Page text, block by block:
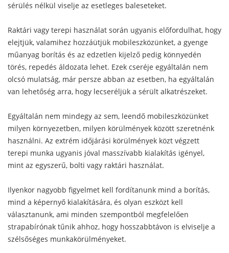
sérülés nélkül viselje az esetleges baleseteket.
Raktári vagy terepi használat során ugyanis előfordulhat, hogy
elejtjük, valamihez hozzáütjük mobileszközünket, a gyenge
műanyag borítás és az edzetlen kijelző pedig könnyedén
törés, repedés áldozata lehet. Ezek cseréje egyáltalán nem
olcsó mulatság, már persze abban az esetben, ha egyáltalán
van lehetőség arra, hogy lecseréljük a sérült alkatrészeket.
Egyáltalán nem mindegy az sem, leendő mobileszközünket
milyen környezetben, milyen körülmények között szeretnénk
használni. Az extrém időjárási körülmények közt végzett
terepi munka ugyanis jóval masszívabb kialakítás igényel,
mint az egyszerű, bolti vagy raktári használat.
Ilyenkor nagyobb figyelmet kell fordítanunk mind a borítás,
mind a képernyő kialakítására, és olyan eszközt kell
választanunk, ami minden szempontból megfelelően
strapabírónak tűnik ahhoz, hogy hosszabbtávon is elviselje a
szélsőséges munkakörülményeket.